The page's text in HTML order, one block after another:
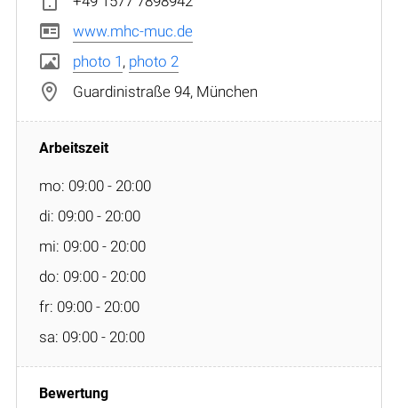
www.mhc-muc.de
photo 1 , photo 2
Guardinistraße 94, München
mo: 09:00 - 20:00
di: 09:00 - 20:00
mi: 09:00 - 20:00
do: 09:00 - 20:00
fr: 09:00 - 20:00
sa: 09:00 - 20:00